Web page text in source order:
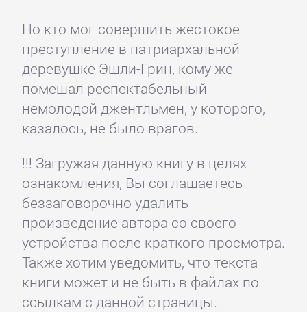
Но кто мог совершить жестокое
преступление в патриархальной
деревушке Эшли-Грин, кому же
помешал респектабельный
немолодой джентльмен, у которого,
казалось, не было врагов.
!!! Загружая данную книгу в целях
ознакомления, Вы соглашаетесь
беззаговорочно удалить
произведение автора со своего
устройства после краткого просмотра.
Также хотим уведомить, что текста
книги может и не быть в файлах по
ссылкам с данной страницы.